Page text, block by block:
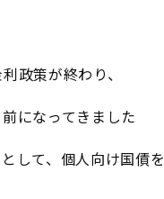
政策が終わり、
になってきました
して、個人向け国債を